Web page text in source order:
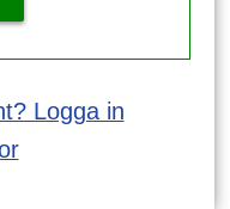
Logga in